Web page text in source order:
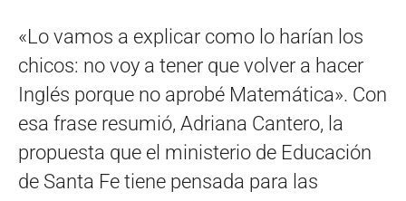
«Lo vamos a explicar como lo harían los
chicos: no voy a tener que volver a hacer
Inglés porque no aprobé Matemática». Con
esa frase resumió, Adriana Cantero, la
propuesta que el ministerio de Educación
de Santa Fe tiene pensada para las